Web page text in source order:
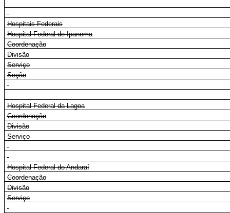
Hospitais Federais
Hospital Federal de Ipanema
Coordenação
Divisão
Serviço
Seção
Hospital Federal da Lagoa
Coordenação
Divisão
Serviço
Hospital Federal do Andaraí
Coordenação
Divisão
Serviço